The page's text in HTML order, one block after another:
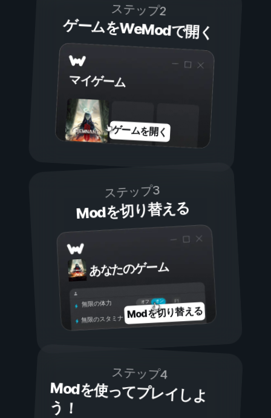
ステップ2
ゲームをWeModで開く
マイゲーム
ゲームを開く
ステップ3
Modを切り替える
あなたのゲーム
オン
オフ
無限の体力
無限のスタミナ Modを切り替える
ステップ4
Modを使ってプレイしよ
う！